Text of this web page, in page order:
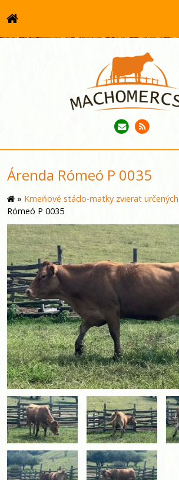
Árenda Rómeó P 0035
» Kmeńové stádo-matky zvierat
Rómeó P 0035